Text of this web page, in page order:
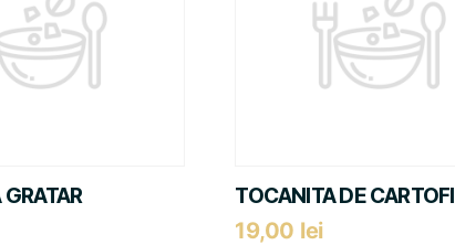
TOCANITA DE CARTOFI
19,00 lei